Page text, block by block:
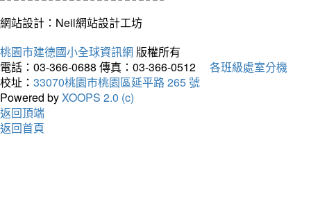
網站設計：Neil網站設計工坊
桃園市建德國小全球資訊網 版權所有
電話：03-366-0688 傳真：03-366-0512
各班級處室分機
校址： 33070桃園市桃園區延平路 265 號
Powered byXOOPS 2.0 (c)
返回頂端
返回首頁